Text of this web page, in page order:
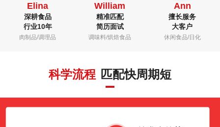
Elina
深耕食品
行业10年
肉制品/调理品
William
精准匹配
简历面试
调味料/烘焙食品
Ann
擅长服务
大客户
休闲食品/日化
科学流程 匹配快周期短